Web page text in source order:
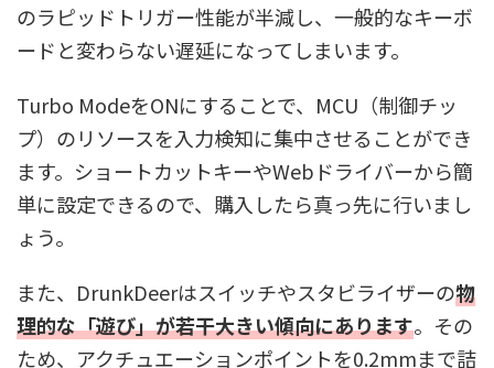
のラピッドトリガー性能が半減し、一般的なキーボ
ードと変わらない遅延になってしまいます。
Turbo ModeをONにすることで、MCU（制御チッ
プ）のリソースを入力検知に集中させることができ
ます。ショートカットキーやWebドライバーから簡
単に設定できるので、購入したら真っ先に行いまし
ょう。
また、DrunkDeerはスイッチやスタビライザーの物
理的な「遊び」が若干大きい傾向にあります。その
ため、アクチュエーションポイントを0.2mmまで詰